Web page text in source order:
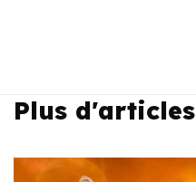
Plus d'articles